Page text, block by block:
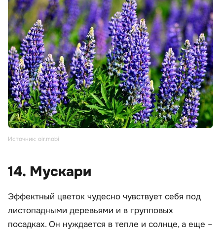
Источник: oir.mobi
14. Мускари
Эффектный цветок чудесно чувствует себя под
листопадными деревьями и в групповых
посадках. Он нуждается в тепле и солнце, а еще –